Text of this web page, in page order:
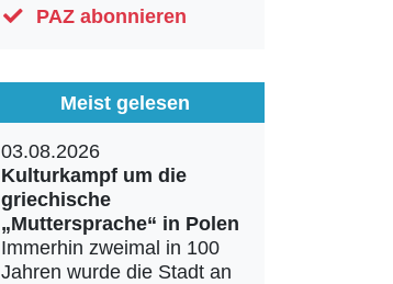
PAZ abonnieren
Meist gelesen
03.08.2026
Kulturkampf um die
griechische
„Muttersprache“ in Polen
Immerhin zweimal in 100
Jahren wurde die Stadt an